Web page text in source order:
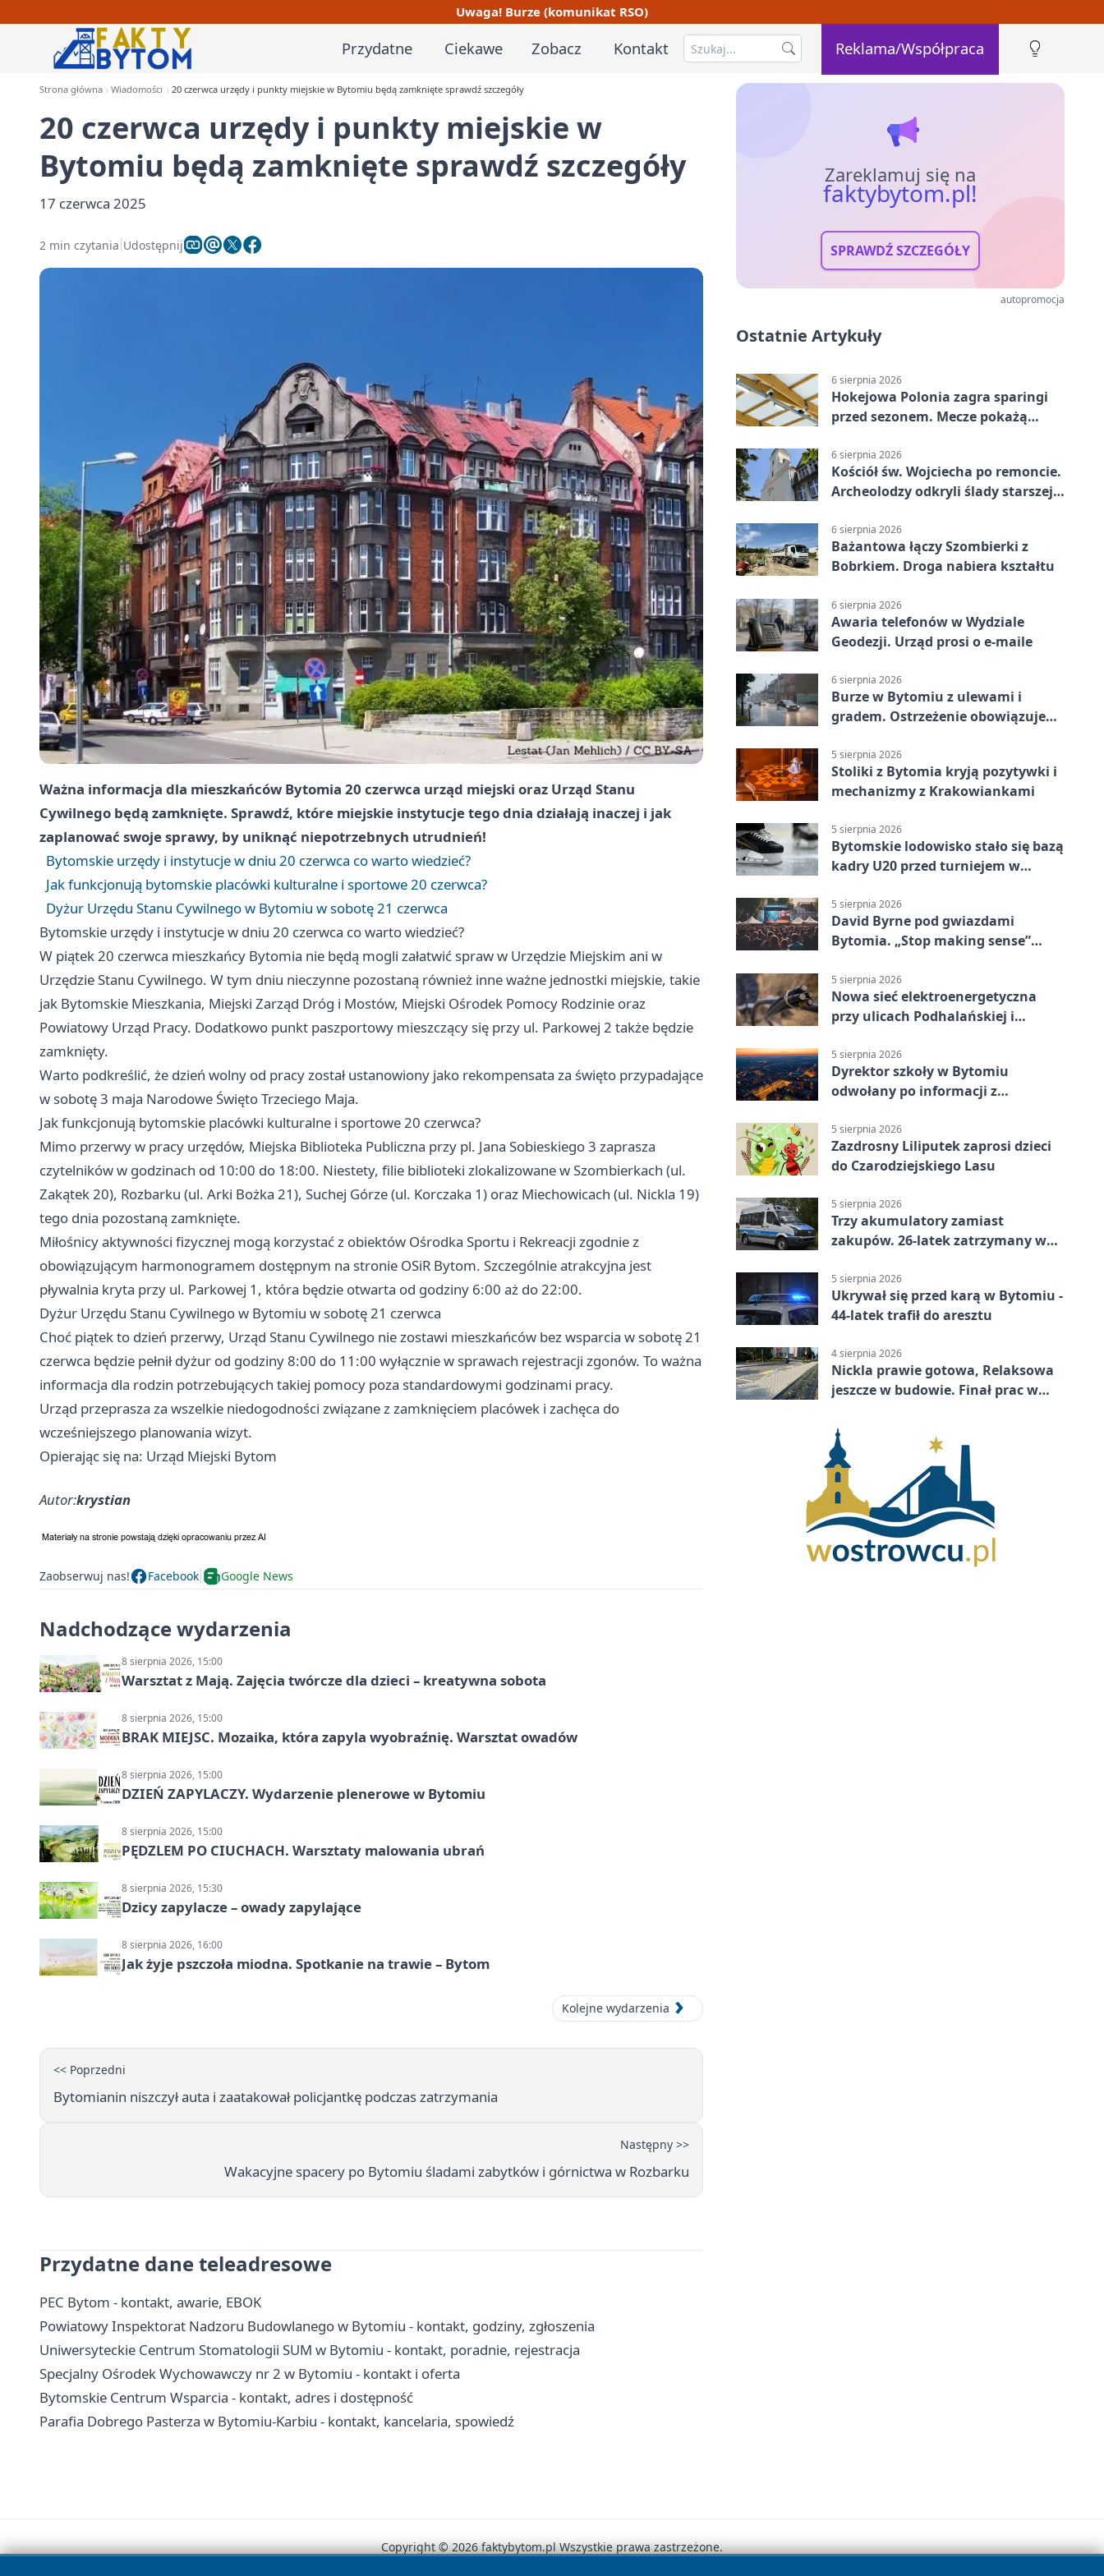
Uwaga! Burze (komunikat RSO)
Przydatne Ciekawe Zobacz Kontakt Reklama/Współpraca
Strona główna Wiadomości 20 czerwca urzędy i punkty miejskie w Bytomiu będą zamknięte sprawdź szczegóły
20 czerwca urzędy i punkty miejskie w
Bytomiu będą zamknięte sprawdź szczegóły
17 czerwca 2025
2 min czytania Udostępnij
Ważna informacja dla mieszkańców Bytomia 20 czerwca urząd miejski oraz Urząd Stanu
Cywilnego będą zamknięte. Sprawdź, które miejskie instytucje tego dnia działają inaczej i jak
zaplanować swoje sprawy, by uniknąć niepotrzebnych utrudnień!
Bytomskie urzędy i instytucje w dniu 20 czerwca co warto wiedzieć?
Jak funkcjonują bytomskie placówki kulturalne i sportowe 20 czerwca?
Dyżur Urzędu Stanu Cywilnego w Bytomiu w sobotę 21 czerwca
Bytomskie urzędy i instytucje w dniu 20 czerwca co warto wiedzieć?
W piątek 20 czerwca mieszkańcy Bytomia nie będą mogli załatwić spraw w Urzędzie Miejskim ani w
Urzędzie Stanu Cywilnego. W tym dniu nieczynne pozostaną również inne ważne jednostki miejskie, takie
jak Bytomskie Mieszkania, Miejski Zarząd Dróg i Mostów, Miejski Ośrodek Pomocy Rodzinie oraz
Powiatowy Urząd Pracy. Dodatkowo punkt paszportowy mieszczący się przy ul. Parkowej 2 także będzie
zamknięty.
Warto podkreślić, że dzień wolny od pracy został ustanowiony jako rekompensata za święto przypadające
w sobotę 3 maja Narodowe Święto Trzeciego Maja.
Jak funkcjonują bytomskie placówki kulturalne i sportowe 20 czerwca?
Mimo przerwy w pracy urzędów, Miejska Biblioteka Publiczna przy pl. Jana Sobieskiego 3 zaprasza
czytelników w godzinach od 10:00 do 18:00. Niestety, filie biblioteki zlokalizowane w Szombierkach (ul.
Zakątek 20), Rozbarku (ul. Arki Bożka 21), Suchej Górze (ul. Korczaka 1) oraz Miechowicach (ul. Nickla 19)
tego dnia pozostaną zamknięte.
Miłośnicy aktywności fizycznej mogą korzystać z obiektów Ośrodka Sportu i Rekreacji zgodnie z
obowiązującym harmonogramem dostępnym na stronie OSiR Bytom. Szczególnie atrakcyjna jest
pływalnia kryta przy ul. Parkowej 1, która będzie otwarta od godziny 6:00 aż do 22:00.
Dyżur Urzędu Stanu Cywilnego w Bytomiu w sobotę 21 czerwca
Choć piątek to dzień przerwy, Urząd Stanu Cywilnego nie zostawi mieszkańców bez wsparcia w sobotę 21
czerwca będzie pełnił dyżur od godziny 8:00 do 11:00 wyłącznie w sprawach rejestracji zgonów. To ważna
informacja dla rodzin potrzebujących takiej pomocy poza standardowymi godzinami pracy.
Urząd przeprasza za wszelkie niedogodności związane z zamknięciem placówek i zachęca do
wcześniejszego planowania wizyt.
Opierając się na: Urząd Miejski Bytom
Autor:krystian
Zaobserwuj nas! Facebook Google News
Nadchodzące wydarzenia
8 sierpnia 2026, 15:00
Warsztat z Mają. Zajęcia twórcze dla dzieci – kreatywna sobota
8 sierpnia 2026, 15:00
BRAK MIEJSC. Mozaika, która zapyla wyobraźnię. Warsztat owadów
8 sierpnia 2026, 15:00
DZIEŃ ZAPYLACZY. Wydarzenie plenerowe w Bytomiu
8 sierpnia 2026, 15:00
PĘDZLEM PO CIUCHACH. Warsztaty malowania ubrań
8 sierpnia 2026, 15:30
Dzicy zapylacze – owady zapylające
8 sierpnia 2026, 16:00
Jak żyje pszczoła miodna. Spotkanie na trawie – Bytom
Kolejne wydarzenia
<< Poprzedni
Bytomianin niszczył auta i zaatakował policjantkę podczas zatrzymania
Następny >>
Wakacyjne spacery po Bytomiu śladami zabytków i górnictwa w Rozbarku
Przydatne dane teleadresowe
PEC Bytom - kontakt, awarie, EBOK
Powiatowy Inspektorat Nadzoru Budowlanego w Bytomiu - kontakt, godziny, zgłoszenia
Uniwersyteckie Centrum Stomatologii SUM w Bytomiu - kontakt, poradnie, rejestracja
Specjalny Ośrodek Wychowawczy nr 2 w Bytomiu - kontakt i oferta
Bytomskie Centrum Wsparcia - kontakt, adres i dostępność
Parafia Dobrego Pasterza w Bytomiu-Karbiu - kontakt, kancelaria, spowiedź
Zareklamuj się na
faktybytom.pl!
SPRAWDŹ SZCZEGÓŁY
autopromocja
Ostatnie Artykuły
6 sierpnia 2026
Hokejowa Polonia zagra sparingi
przed sezonem. Mecze pokażą
6 sierpnia 2026
Kościół św. Wojciecha po remoncie.
Archeolodzy odkryli ślady starszej
6 sierpnia 2026
Bażantowa łączy Szombierki z
Bobrkiem. Droga nabiera kształtu
6 sierpnia 2026
Awaria telefonów w Wydziale
Geodezji. Urząd prosi o e-maile
6 sierpnia 2026
Burze w Bytomiu z ulewami i
gradem. Ostrzeżenie obowiązuje
5 sierpnia 2026
Stoliki z Bytomia kryją pozytywki i
mechanizmy z Krakowiankami
5 sierpnia 2026
Bytomskie lodowisko stało się bazą
kadry U20 przed turniejem w
5 sierpnia 2026
David Byrne pod gwiazdami
Bytomia. „Stop making sense”
5 sierpnia 2026
Nowa sieć elektroenergetyczna
przy ulicach Podhalańskiej i
5 sierpnia 2026
Dyrektor szkoły w Bytomiu
odwołany po informacji z
5 sierpnia 2026
Zazdrosny Liliputek zaprosi dzieci
do Czarodziejskiego Lasu
5 sierpnia 2026
Trzy akumulatory zamiast
zakupów. 26-latek zatrzymany w
5 sierpnia 2026
Ukrywał się przed karą w Bytomiu -
44-latek trafił do aresztu
4 sierpnia 2026
Nickla prawie gotowa, Relaksowa
jeszcze w budowie. Finał prac w
Copyright © 2026 faktybytom.pl Wszystkie prawa zastrzeżone.